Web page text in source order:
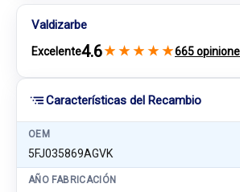
Características del Recambio
OEM
5FJ035869AGVK
AÑO FABRICACIÓN
Valdizarbe
Excelente4.6★ ★ ★ ★ ★665